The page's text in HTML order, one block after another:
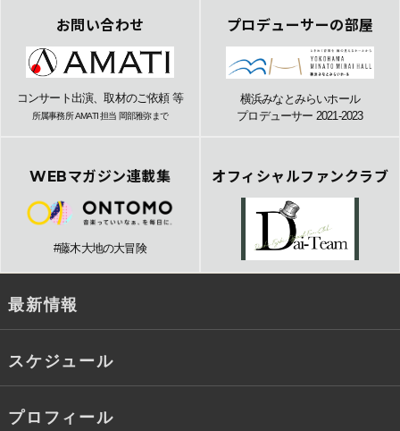
お問い合わせ
コンサート出演、取材のご依頼 等
所属事務所 AMATI 担当 岡部雅弥まで
プロデューサーの部屋
横浜みなとみらいホール
プロデューサー 2021-2023
WEBマガジン連載集
#藤木大地の大冒険
オフィシャルファンクラブ
最新情報
スケジュール
プロフィール